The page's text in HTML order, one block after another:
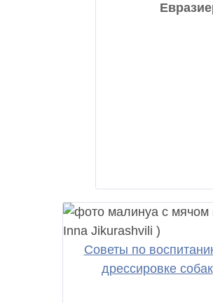
Советы по
дрессировке собак